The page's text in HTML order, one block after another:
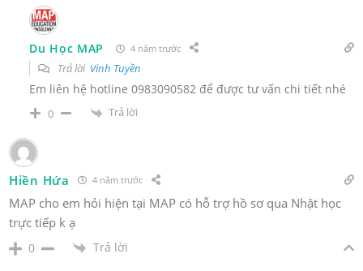
Du Học MAP 4 năm trước
Trả lời Vinh Tuyền
Em liên hệ hotline 0983090582 để được tư vấn chi tiết nhé
0 Trả lời
Hiền Hứa 4 năm trước
MAP cho em hỏi hiện tại MAP có hỗ trợ hồ sơ qua Nhật học
trực tiếp k ạ
0 Trả lời